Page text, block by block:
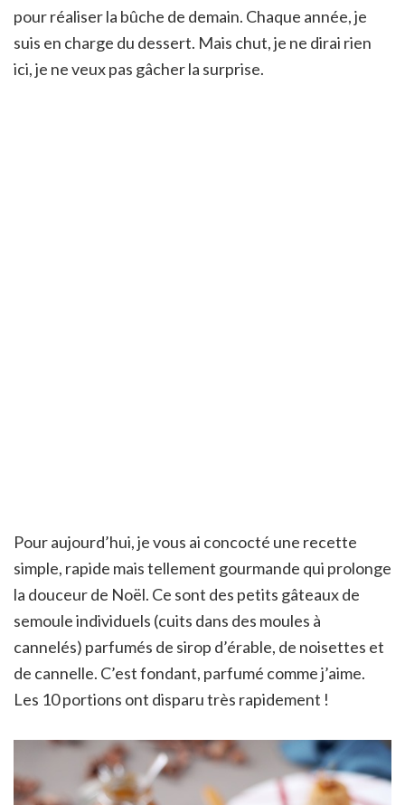
pour réaliser la bûche de demain. Chaque année, je
suis en charge du dessert. Mais chut, je ne dirai rien
ici, je ne veux pas gâcher la surprise.
Pour aujourd’hui, je vous ai concocté une recette
simple, rapide mais tellement gourmande qui prolonge
la douceur de Noël. Ce sont des petits gâteaux de
semoule individuels (cuits dans des moules à
cannelés) parfumés de sirop d’érable, de noisettes et
de cannelle. C’est fondant, parfumé comme j’aime.
Les 10 portions ont disparu très rapidement !